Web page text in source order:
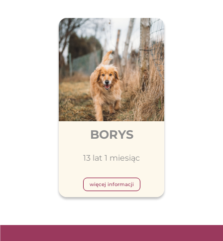
BORYS
13 lat 1 miesiąc
więcej informacji